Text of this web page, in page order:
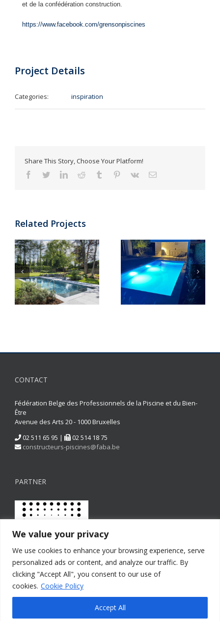
We value your privacy
We use cookies to enhance your browsing experience, serve
personalized ads or content, and analyze our traffic. By
clicking "Accept All", you consent to our use of
cookies. Cookie Policy
Accept All
et de la confédération construction.
https://www.facebook.com/grensonpiscines
Project Details
Categories: inspiration
Share This Story, Choose Your Platform!
Facebook
TwitterLinkedInReddit Tumblr Pinterest
Vk Email
Related Projects
CONTACT
Fédération Belge des Professionnels de la Piscine et du Bien-
Être
Avenue des Arts 20 - 1000 Bruxelles
02 511 65 95 |
02 514 18 75
constructeurs-piscines@faba.be
PARTNER